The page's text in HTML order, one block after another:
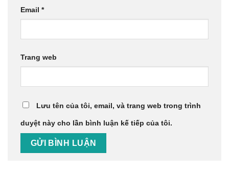
Email *
Trang web
Lưu tên của tôi, email, và trang web trong trình
duyệt này cho lần bình luận kế tiếp của tôi.